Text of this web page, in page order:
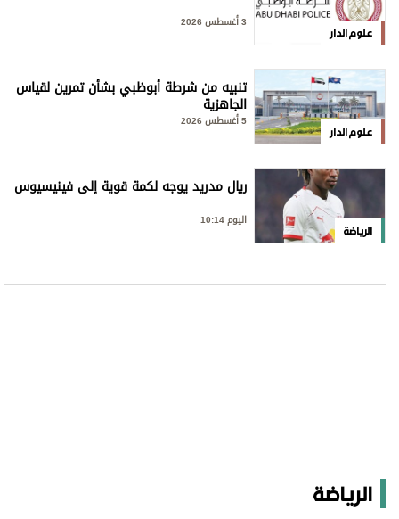
علوم الدار
علوم الدار
تنبيه من شرطة أبوظبي بشأن تمرين لقياس
الجاهزية
5 أغسطس 2026
الرياضة
ريال مدريد يوجه لكمة قوية إلى فينيسيوس
اليوم 10:14
الرياضة